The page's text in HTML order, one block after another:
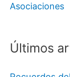
Asociaciones
Últimos